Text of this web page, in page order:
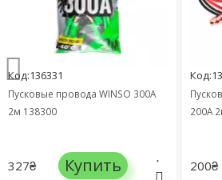
Код:136331
Пусковые провода WINSO 300А
2м 138300
327₴ Купить
200A
200₴